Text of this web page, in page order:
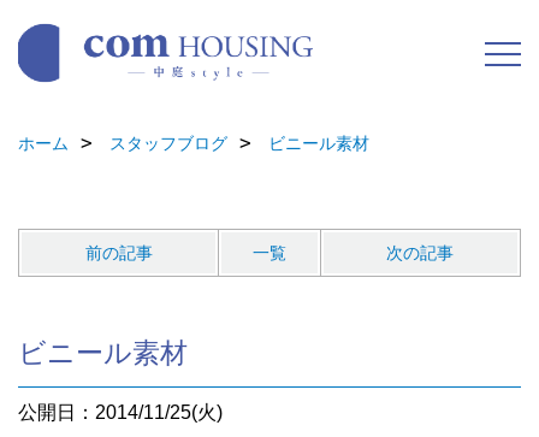
ホーム スタッフブログ ビニール素材
前の記事 一覧 次の記事
ビニール素材
公開日：2014/11/25(火)